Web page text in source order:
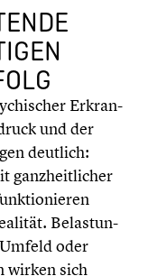
Erkran­
und der
deutlich:
ganzheit­li­cher
Belas­tun­
oder
wirken sich